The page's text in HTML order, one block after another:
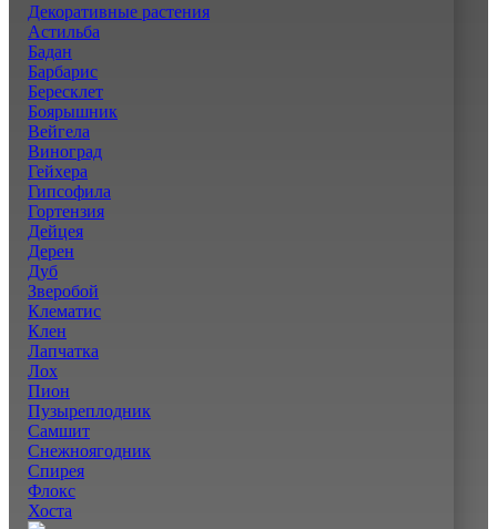
Декоративные растения
Астильба
Бадан
Барбарис
Бересклет
Боярышник
Вейгела
Виноград
Гейхера
Гипсофила
Гортензия
Дейцея
Дерен
Дуб
Зверобой
Клематис
Клен
Лапчатка
Лох
Пион
Пузыреплодник
Самшит
Снежноягодник
Спирея
Флокс
Хоста